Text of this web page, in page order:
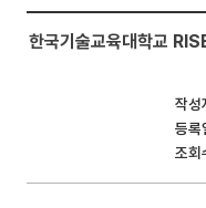
학
교
홈
한국기술교육대학교
작성
등록
조회